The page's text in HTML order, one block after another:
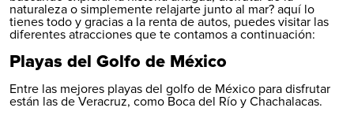
naturaleza o simplemente relajarte junto al mar? aquí lo
tienes todo y gracias a la renta de autos, puedes visitar las
diferentes atracciones que te contamos a continuación:
Playas del Golfo de México
Entre las mejores playas del golfo de México para disfrutar
están las de Veracruz, como Boca del Río y Chachalacas.